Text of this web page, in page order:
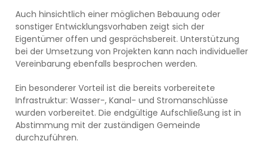
Auch hinsichtlich einer möglichen Bebauung oder
sonstiger Entwicklungsvorhaben zeigt sich der
Eigentümer offen und gesprächsbereit. Unterstützung
bei der Umsetzung von Projekten kann nach individueller
Vereinbarung ebenfalls besprochen werden.
Ein besonderer Vorteil ist die bereits vorbereitete
Infrastruktur: Wasser-, Kanal- und Stromanschlüsse
wurden vorbereitet. Die endgültige Aufschließung ist in
Abstimmung mit der zuständigen Gemeinde
durchzuführen.